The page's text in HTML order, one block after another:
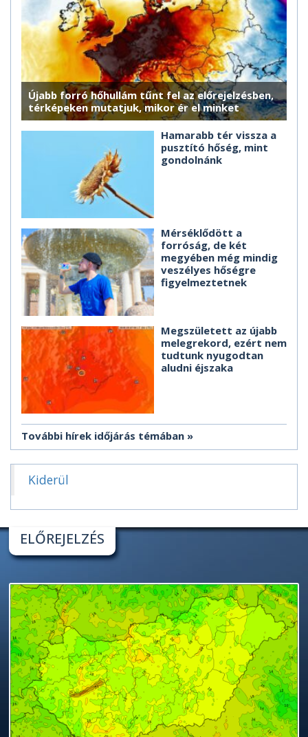
Újabb forró hőhullám tűnt fel az előrejelzésben,
térképeken mutatjuk, mikor ér el minket
Hamarabb tér vissza a
pusztító hőség, mint
gondolnánk
Mérséklődött a
forróság, de két
megyében még mindig
veszélyes hőségre
figyelmeztetnek
Megszületett az újabb
melegrekord, ezért nem
tudtunk nyugodtan
aludni éjszaka
További hírek időjárás témában
Kiderül
ELŐREJELZÉS